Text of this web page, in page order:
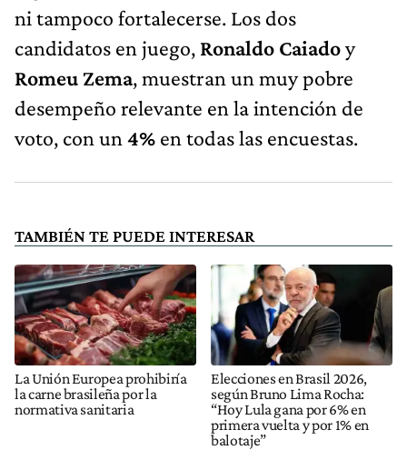
ni tampoco fortalecerse. Los dos
candidatos en juego, Ronaldo Caiadoy
Romeu Zema, muestran un muy pobre
desempeño relevante en la intención de
voto, con un 4% en todas las encuestas.
TAMBIÉN TE PUEDE INTERESAR
La Unión Europea prohibiría
la carne brasileña por la
normativa sanitaria
Elecciones en Brasil 2026,
según Bruno Lima Rocha:
“Hoy Lula gana por 6% en
primera vuelta y por 1% en
balotaje”